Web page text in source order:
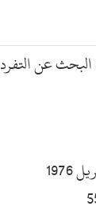
البحث عن التفرد